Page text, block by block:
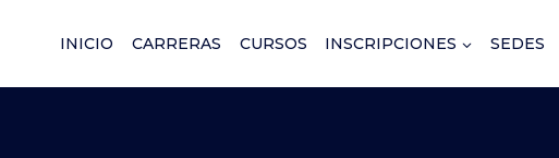
INICIO CARRERAS CURSOS INSCRIPCIONES SEDES